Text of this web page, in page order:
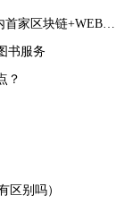
书服务
？
区别吗）